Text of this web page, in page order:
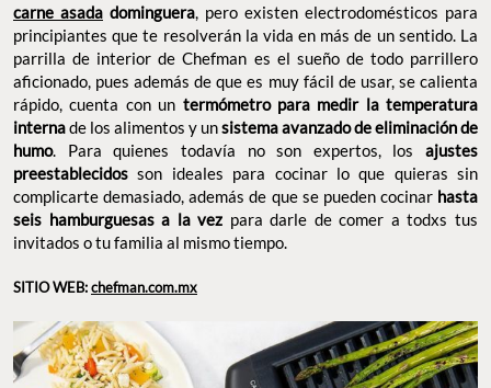
carne asada dominguera, pero existen electrodomésticos para
principiantes que te resolverán la vida en más de un sentido. La
parrilla de interior de Chefman es el sueño de todo parrillero
aficionado, pues además de que es muy fácil de usar, se calienta
rápido, cuenta con un termómetro para medir la temperatura
internade los alimentos y unsistema avanzado de eliminación de
humo. Para quienes todavía no son expertos, los ajustes
preestablecidos son ideales para cocinar lo que quieras sin
complicarte demasiado, además de que se pueden cocinar hasta
seis hamburguesas a la vez para darle de comer a todxs tus
invitados o tu familia al mismo tiempo.
SITIO WEB:chefman.com.mx